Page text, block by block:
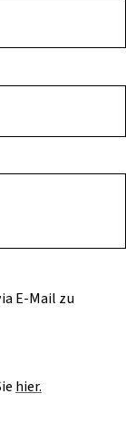
E-Mail zu
hier.